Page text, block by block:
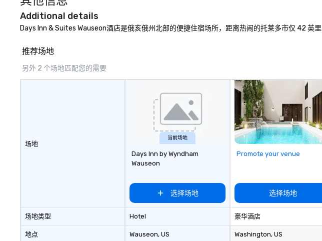
Additional details
Days Inn & Suites Wauseon酒店是俄亥俄州北部的便捷住宿场所，距离热闹的托莱多市仅 42 英
推荐场地
另外 2 个场地匹配您的需要
场地
场地类型
地点
当前场地
Days Inn by Wyndham
Wauseon
选择场地
Hotel
Wauseon, US
Promote your venue
选择场地
豪华酒店
Washington, US